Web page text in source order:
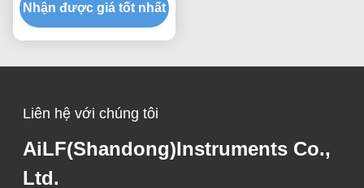
Nhận được giá tốt nhất
Liên hệ với chúng tôi
AiLF(Shandong)Instruments Co.,
Ltd.